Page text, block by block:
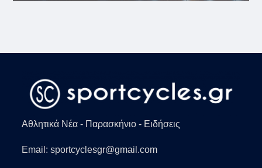
Αθλητικά Νέα - Παρασκήνιο - Ειδήσεις
Email: sportcyclesgr@gmail.com